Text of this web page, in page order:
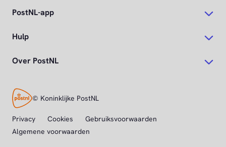
PostNL-app
Hulp
Over PostNL
© Koninklijke PostNL
Privacy Cookies
Gebruiksvoorwaarden
Algemene voorwaarden